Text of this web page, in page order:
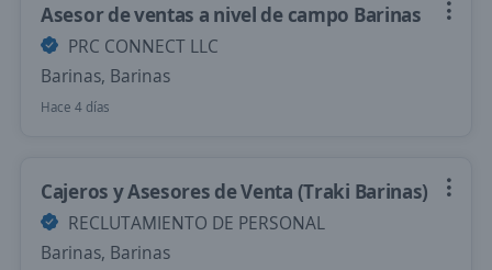
Asesor de ventas a nivel de campo Barinas
PRC CONNECT LLC
Barinas, Barinas
Hace 4 días
Cajeros y Asesores de Venta (Traki Barinas)
RECLUTAMIENTO DE PERSONAL
Barinas, Barinas